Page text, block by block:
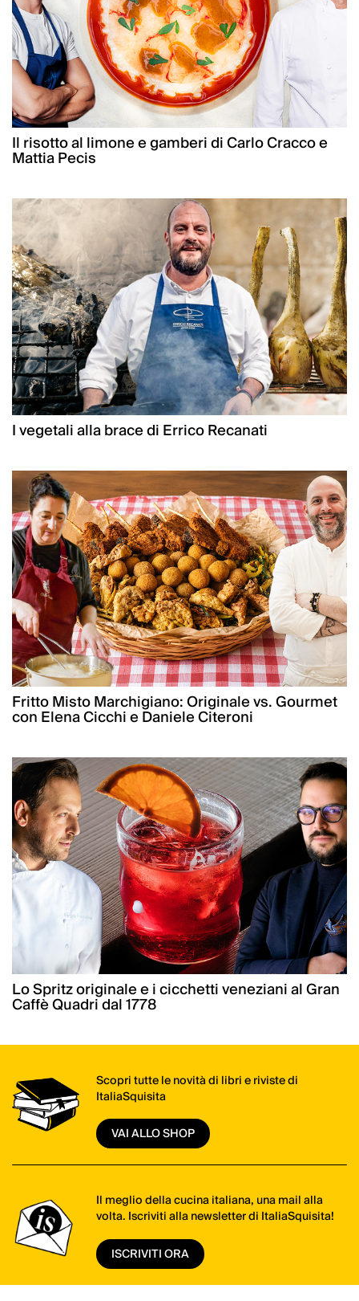
Il risotto al limone e gamberi di Carlo Cracco e
Mattia Pecis
I vegetali alla brace di Errico Recanati
Fritto Misto Marchigiano: Originale vs. Gourmet
con Elena Cicchi e Daniele Citeroni
Lo Spritz originale e i cicchetti veneziani al Gran
Caffè Quadri dal 1778
Scopri tutte le novità di libri e riviste di
ItaliaSquisita
VAI ALLO SHOP
Il meglio della cucina italiana, una mail alla
volta. Iscriviti alla newsletter di ItaliaSquisita!
ISCRIVITI ORA